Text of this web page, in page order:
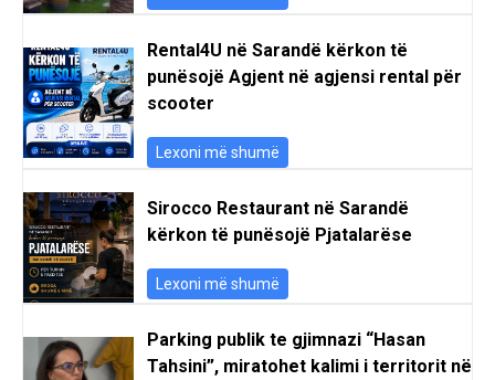
Rental4U në Sarandë kërkon të
punësojë Agjent në agjensi rental për
scooter
Lexoni më shumë
Sirocco Restaurant në Sarandë
kërkon të punësojë Pjatalarëse
Lexoni më shumë
Parking publik te gjimnazi “Hasan
Tahsini”, miratohet kalimi i territorit në